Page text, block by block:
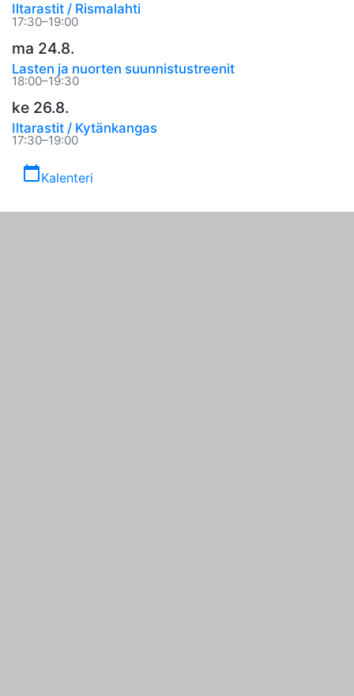
Iltarastit / Rismalahti
17:30–19:00
ma 24.8.
Lasten ja nuorten suunnistustreenit
18:00–19:30
ke 26.8.
Iltarastit / Kytänkangas
17:30–19:00
calendar_todayKalenteri